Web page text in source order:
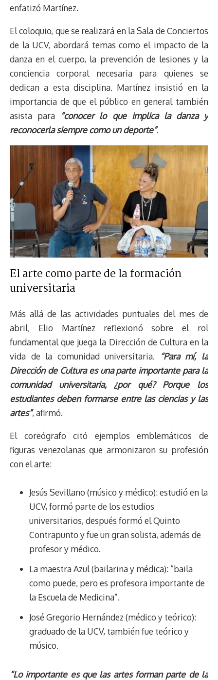
enfatizó Martínez.
El coloquio, que se realizará en la Sala de Conciertos
de la UCV, abordará temas como el impacto de la
danza en el cuerpo, la prevención de lesiones y la
conciencia corporal necesaria para quienes se
dedican a esta disciplina. Martínez insistió en la
importancia de que el público en general también
asista para
“conocer lo que implica la danza y
reconocerla siempre como un deporte”.
El arte como parte de la formación
universitaria
Más allá de las actividades puntuales del mes de
abril, Elio Martínez reflexionó sobre el rol
fundamental que juega la Dirección de Cultura en la
vida de la comunidad universitaria.
“Para mí, la
Dirección de Cultura es una parte importante para la
comunidad universitaria, ¿por qué? Porque los
estudiantes deben formarse entre las ciencias y las
artes”, afirmó.
El coreógrafo citó ejemplos emblemáticos de
figuras venezolanas que armonizaron su profesión
con el arte:
Jesús Sevillano (músico y médico): estudió en la
UCV, formó parte de los estudios
universitarios, después formó el Quinto
Contrapunto y fue un gran solista, además de
profesor y médico.
La maestra Azul (bailarina y médica): “baila
como puede, pero es profesora importante de
la Escuela de Medicina”.
José Gregorio Hernández (médico y teórico):
graduado de la UCV, también fue teórico y
músico.
“Lo importante es que las artes forman parte de la